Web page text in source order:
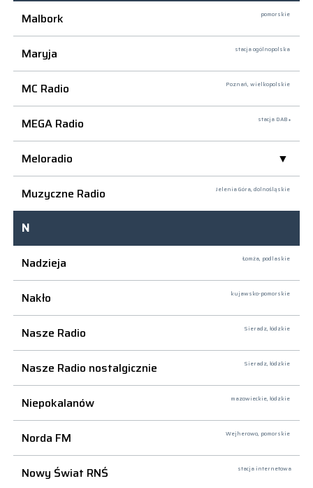
Malbork
pomorskie
Maryja stacja ogólnopolska
MC Radio Poznań, wielkopolskie
MEGA Radio stacja DAB+
Meloradio
Muzyczne Radio
Jelenia Góra, dolnośląskie
N
Nadzieja
Łomża, podlaskie
Nakło kujawsko-pomorskie
Nasze Radio Sieradz, łódzkie
Nasze Radio nostalgicznie Sieradz, łódzkie
Niepokalanów mazowieckie, łódzkie
Norda FM Wejherowo, pomorskie
Nowy Świat RNŚ stacja internetowa